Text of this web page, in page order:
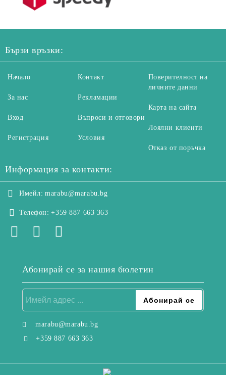
Бързи връзки:
Начало
За нас
Вход
Регистрация
Контакт
Рекламации
Въпроси и отговори
Условия
Поверителност на
личните данни
Карта на сайта
Лоялни клиенти
Отказ от поръчка
Информация за контакти:
Имейл: marabu@marabu.bg
Телефон: +359 887 663 363
Абонирай се за нашия бюлетин
marabu@marabu.bg
+359 887 663 363